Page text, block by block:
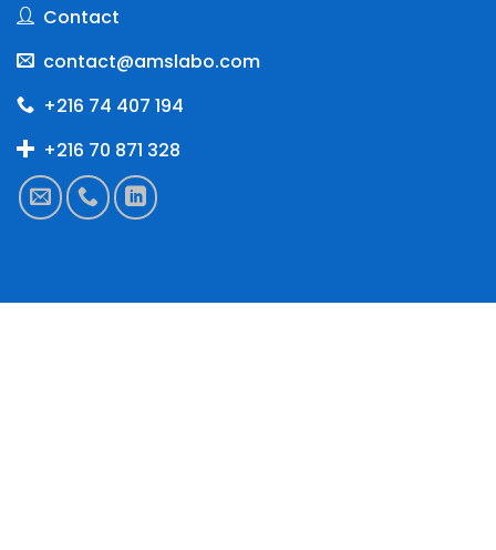
Contact
contact@amslabo.com
+216 74 407 194
+216 70 871 328